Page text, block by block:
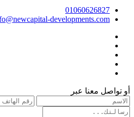
01060626827
developments.com
أو تواصل معنا عبر